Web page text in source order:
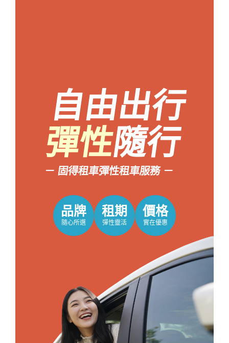
自由出行
彈性隨行
－ 固得租車彈性租車服務 －
品牌
隨心所選
租期
彈性靈活
價格
實在優惠